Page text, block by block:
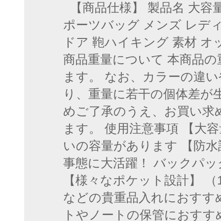
【商品仕様】 製品名 大容
ポーツバッグ メンズ レデ
ドア 鞄ハイキング 素材
商品重量について 本商品
ます。 なお、カラーの違
り、重量に若干の個体差
めご了承のうえ、お買い
ます。 使用注意事項 【大
いの容量があります 【防
事態に大活躍！ バックパ
【様々なポケット設計】
などの貴重品入れにおす
トやノートの保管におす